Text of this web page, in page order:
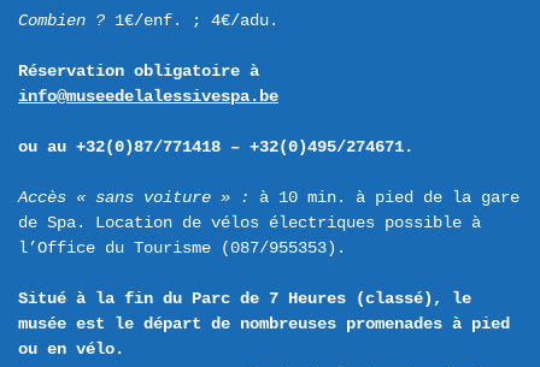
Combien ? 1€/enf. ; 4€/adu.
Réservation obligato
info@museedelalessivespa.be
ou au +32(0)87/771418 – +32(0)495/274671.
Accès « sans voiture » :
à 10 min. à pied de la gare
de Spa. Location de vélos électriques possible à
l’Office du Tourisme (087/955353).
Situé à la fin du Parc de 7 Heures (classé), le
musée est le départ de nombreuses promenades à pied
ou en vélo.